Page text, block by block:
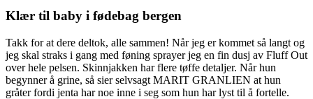
Klær til baby i fødebag bergen
Takk for at dere deltok, alle sammen! Når jeg er kommet så langt og
jeg skal straks i gang med føning sprayer jeg en fin dusj av Fluff Out
over hele pelsen. Skinnjakken har flere tøffe detaljer. Når hun
begynner å grine, så sier selvsagt MARIT GRANLIEN at hun
gråter fordi jenta har noe inne i seg som hun har lyst til å fortelle.